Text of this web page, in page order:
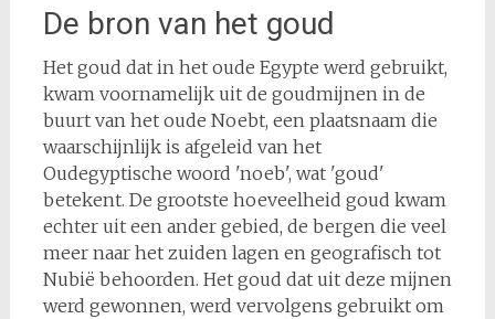
De bron van het goud
Het goud dat in het oude Egypte werd gebruikt,
kwam voornamelijk uit de goudmijnen in de
buurt van het oude Noebt, een plaatsnaam die
waarschijnlijk is afgeleid van het
Oudegyptische woord 'noeb', wat 'goud'
betekent. De grootste hoeveelheid goud kwam
echter uit een ander gebied, de bergen die veel
meer naar het zuiden lagen en geografisch tot
Nubië behoorden. Het goud dat uit deze mijnen
werd gewonnen, werd vervolgens gebruikt om